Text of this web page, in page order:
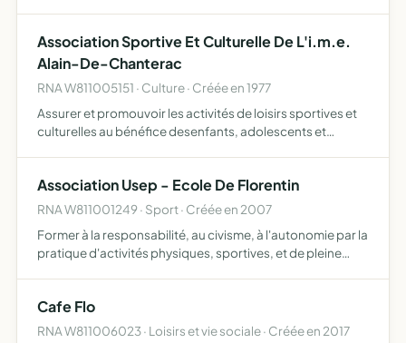
d…
Association Sportive Et Culturelle De L'i.m.e.
Alain-De-Chanterac
RNA W811005151 · Culture · Créée en 1977
Assurer et promouvoir les activités de loisirs sportives et
culturelles au bénéfice desenfants, adolescents et
Association Usep - Ecole De Florentin
RNA W811001249 · Sport · Créée en 2007
Former à la responsabilité, au civisme, à l'autonomie par la
pratique d'activités physiques, sportives, et de pleine
Cafe Flo
RNA W811006023 · Loisirs et vie sociale · Créée en 2017